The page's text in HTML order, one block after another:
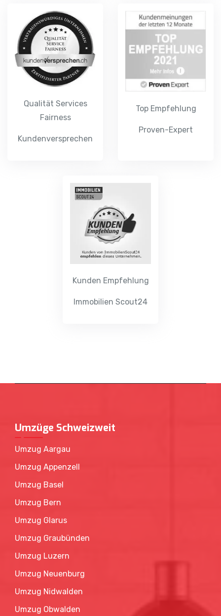
Qualität Services
Fairness
Kundenversprechen
Top Empfehlung
Proven-Expert
Kunden Empfehlung
Immobilien Scout24
Umzüge Schweizweit
Umzug Aargau
Umzug Appenzell
Umzug Basel
Umzug Bern
Umzug Glarus
Umzug Graubünden
Umzug Luzern
Umzug Neuenburg
Umzug Nidwalden
Umzug Obwalden